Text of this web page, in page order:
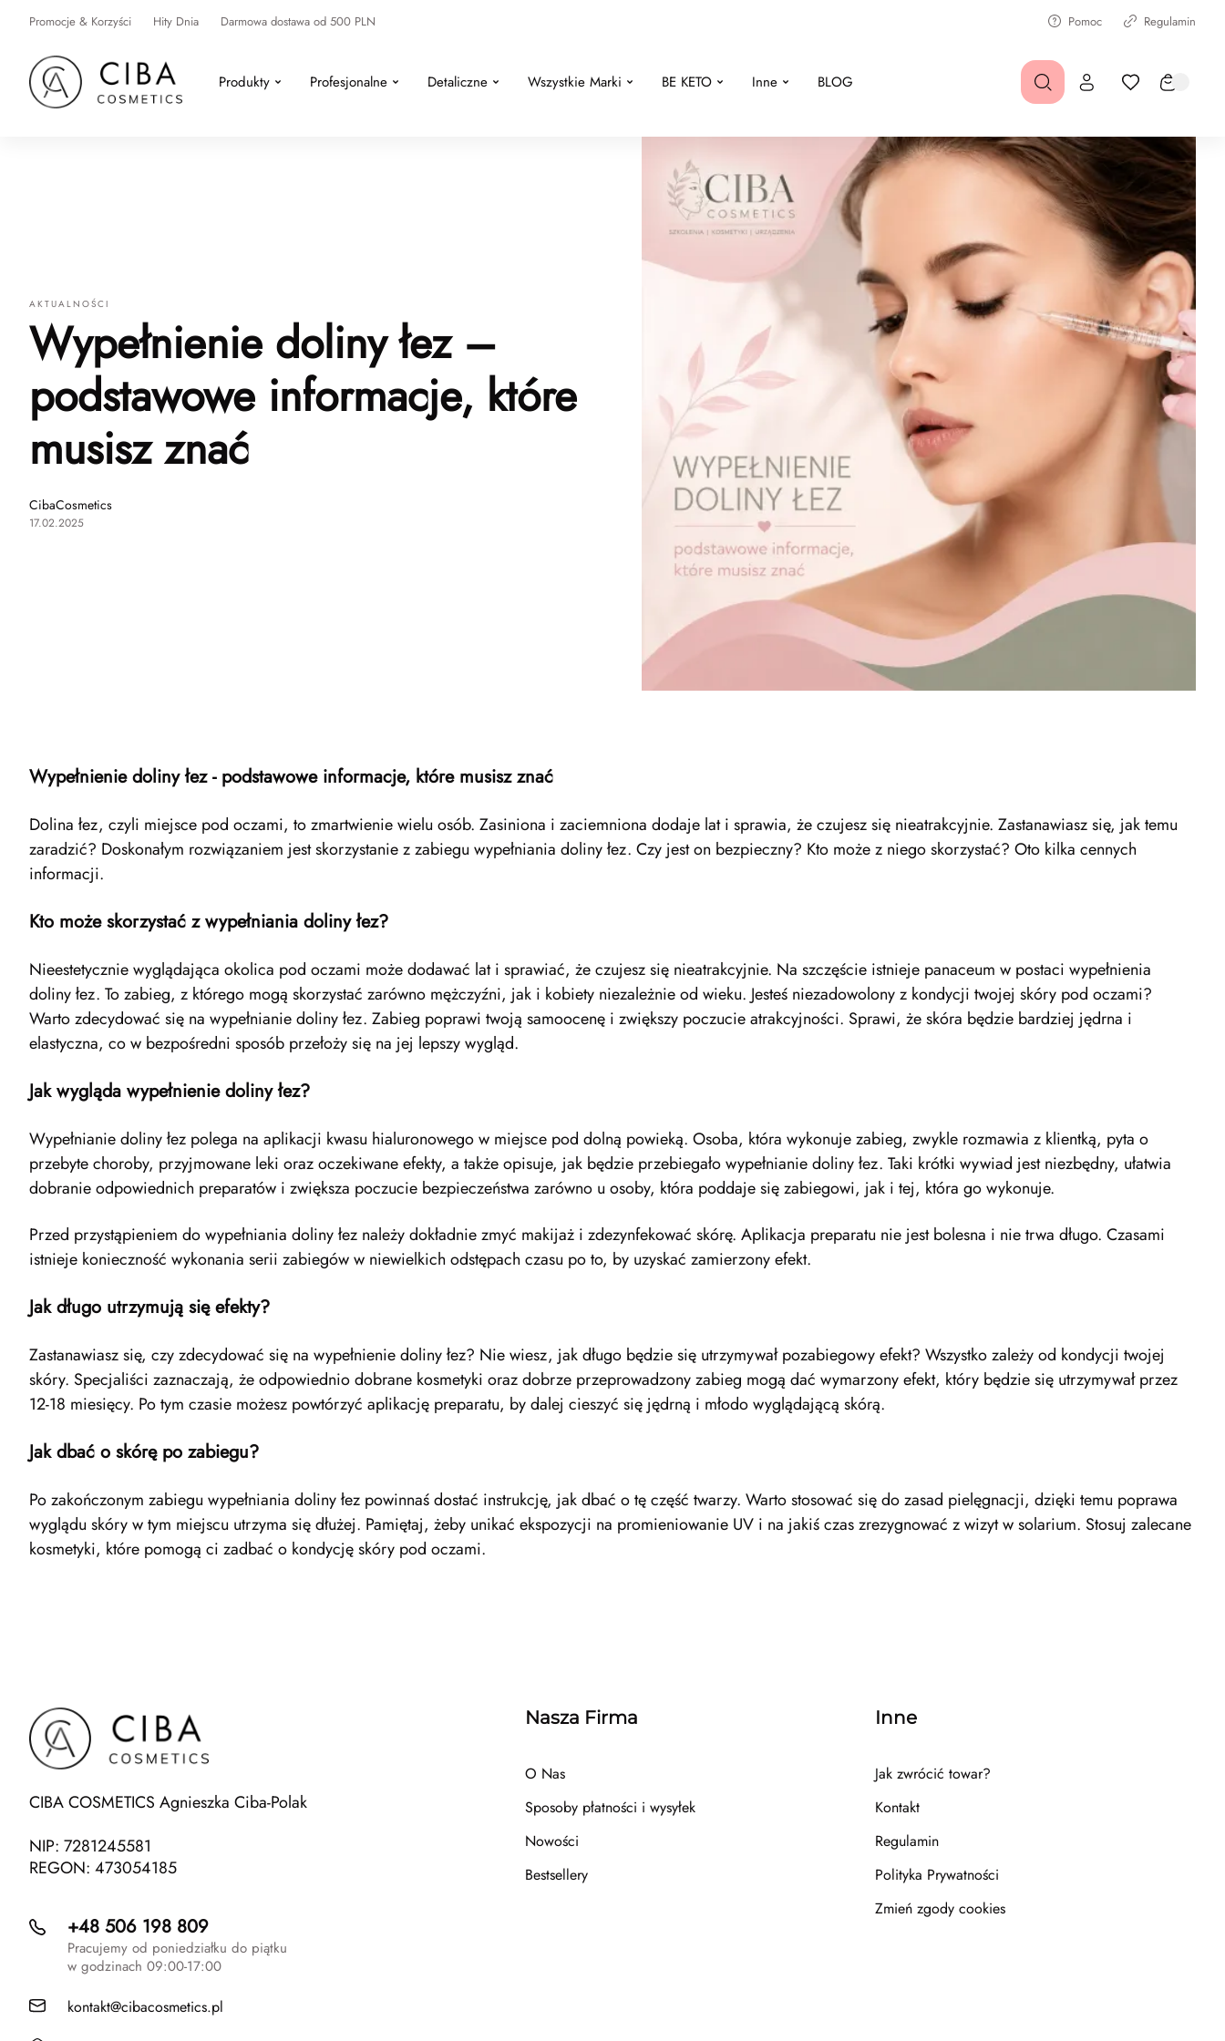
Promocje & Korzyści Hity Dnia Darmowa dostawa od 500 PLN Pomoc Regulamin
Produkty Profesjonalne Detaliczne Wszystkie Marki BE KETO Inne BLOG
AKTUALNOŚCI
Wypełnienie doliny łez –
podstawowe informacje, które
musisz znać
CibaCosmetics
17.02.2025
Wypełnienie doliny łez - podstawowe informacje, które musisz znać
Dolina łez, czyli miejsce pod oczami, to zmartwienie wielu osób. Zasiniona i zaciemniona dodaje lat i sprawia, że czujesz się nieatrakcyjnie. Zastanawiasz się, jak temu
zaradzić? Doskonałym rozwiązaniem jest skorzystanie z zabiegu wypełniania doliny łez. Czy jest on bezpieczny? Kto może z niego skorzystać? Oto kilka cennych
informacji.
Kto może skorzystać z wypełniania doliny łez?
Nieestetycznie wyglądająca okolica pod oczami może dodawać lat i sprawiać, że czujesz się nieatrakcyjnie. Na szczęście istnieje panaceum w postaci wypełnienia
doliny łez. To zabieg, z którego mogą skorzystać zarówno mężczyźni, jak i kobiety niezależnie od wieku. Jesteś niezadowolony z kondycji twojej skóry pod oczami?
Warto zdecydować się na wypełnianie doliny łez. Zabieg poprawi twoją samoocenę i zwiększy poczucie atrakcyjności. Sprawi, że skóra będzie bardziej jędrna i
elastyczna, co w bezpośredni sposób przełoży się na jej lepszy wygląd.
Jak wygląda wypełnienie doliny łez?
Wypełnianie doliny łez polega na aplikacji kwasu hialuronowego w miejsce pod dolną powieką. Osoba, która wykonuje zabieg, zwykle rozmawia z klientką, pyta o
przebyte choroby, przyjmowane leki oraz oczekiwane efekty, a także opisuje, jak będzie przebiegało wypełnianie doliny łez. Taki krótki wywiad jest niezbędny, ułatwia
dobranie odpowiednich preparatów i zwiększa poczucie bezpieczeństwa zarówno u osoby, która poddaje się zabiegowi, jak i tej, która go wykonuje.
Przed przystąpieniem do wypełniania doliny łez należy dokładnie zmyć makijaż i zdezynfekować skórę. Aplikacja preparatu nie jest bolesna i nie trwa długo. Czasami
istnieje konieczność wykonania serii zabiegów w niewielkich odstępach czasu po to, by uzyskać zamierzony efekt.
Jak długo utrzymują się efekty?
Zastanawiasz się, czy zdecydować się na wypełnienie doliny łez? Nie wiesz, jak długo będzie się utrzymywał pozabiegowy efekt? Wszystko zależy od kondycji twojej
skóry. Specjaliści zaznaczają, że odpowiednio dobrane kosmetyki oraz dobrze przeprowadzony zabieg mogą dać wymarzony efekt, który będzie się utrzymywał przez
12-18 miesięcy. Po tym czasie możesz powtórzyć aplikację preparatu, by dalej cieszyć się jędrną i młodo wyglądającą skórą.
Jak dbać o skórę po zabiegu?
Po zakończonym zabiegu wypełniania doliny łez powinnaś dostać instrukcję, jak dbać o tę część twarzy. Warto stosować się do zasad pielęgnacji, dzięki temu poprawa
wyglądu skóry w tym miejscu utrzyma się dłużej. Pamiętaj, żeby unikać ekspozycji na promieniowanie UV i na jakiś czas zrezygnować z wizyt w solarium. Stosuj zalecane
kosmetyki, które pomogą ci zadbać o kondycję skóry pod oczami.
CIBA COSMETICS Agnieszka Ciba-Polak
NIP: 7281245581
REGON: 473054185
+48 506 198 809
Pracujemy od poniedziałku do piątku
w godzinach 09:00-17:00
kontakt@cibacosmetics.pl
Nasza Firma
O Nas
Sposoby płatności i wysyłek
Nowości
Bestsellery
Inne
Jak zwrócić towar?
Kontakt
Regulamin
Polityka Prywatności
Zmień zgody cookies